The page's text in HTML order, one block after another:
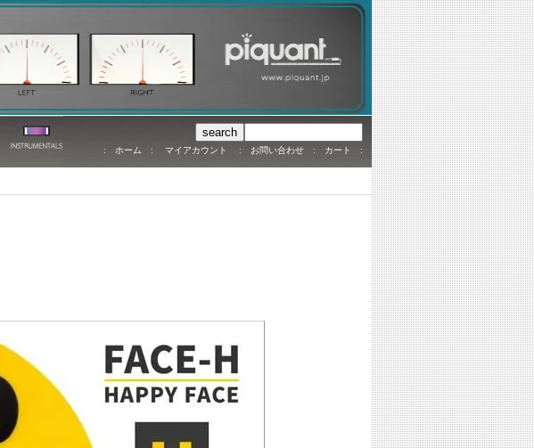
: ホーム : マイアカウント : お問い合わせ : カート :